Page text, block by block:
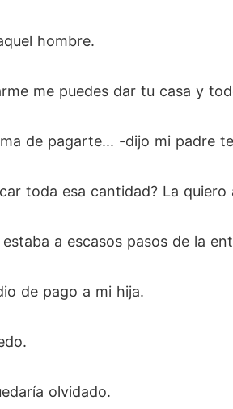
hombre.
me puedes dar tu casa y
de pagarte... -dijo mi padre
toda esa cantidad? La
a escasos pasos de la
de pago a mi hija.
olvidado.